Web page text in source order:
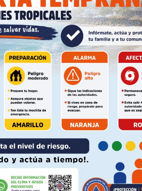
Empresa
Nosotros
Contacto
Política de privacidad
Políticas del Sitio
Información Propietaria / Financiación
Mi cuenta
equidad, certeza, objetividad,
proselitistas, y no pueden
campaña de calumnias y pueden
Su promoción sólo debe ser
Tribunal Superior de Justicia y
civil, penal, mercantil, familiar y